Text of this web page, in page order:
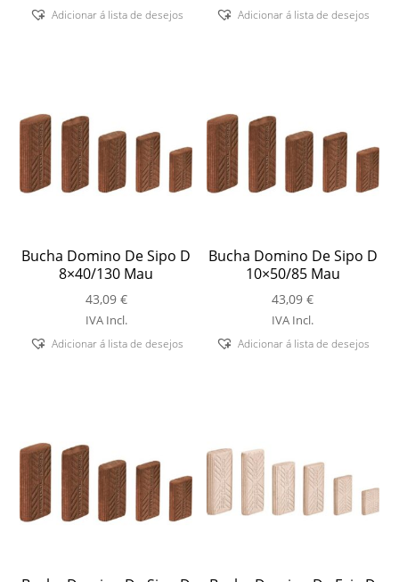
Adicionar á lista de desejos Adicionar á lista de desejos
Bucha Domino De Sipo D
8×40/130 Mau
43,09 €
IVA Incl.
Adicionar á lista de desejos
Bucha Domino De Sipo D
10×50/85 Mau
43,09€
IVA Incl.
Adicionar á lista de desejos